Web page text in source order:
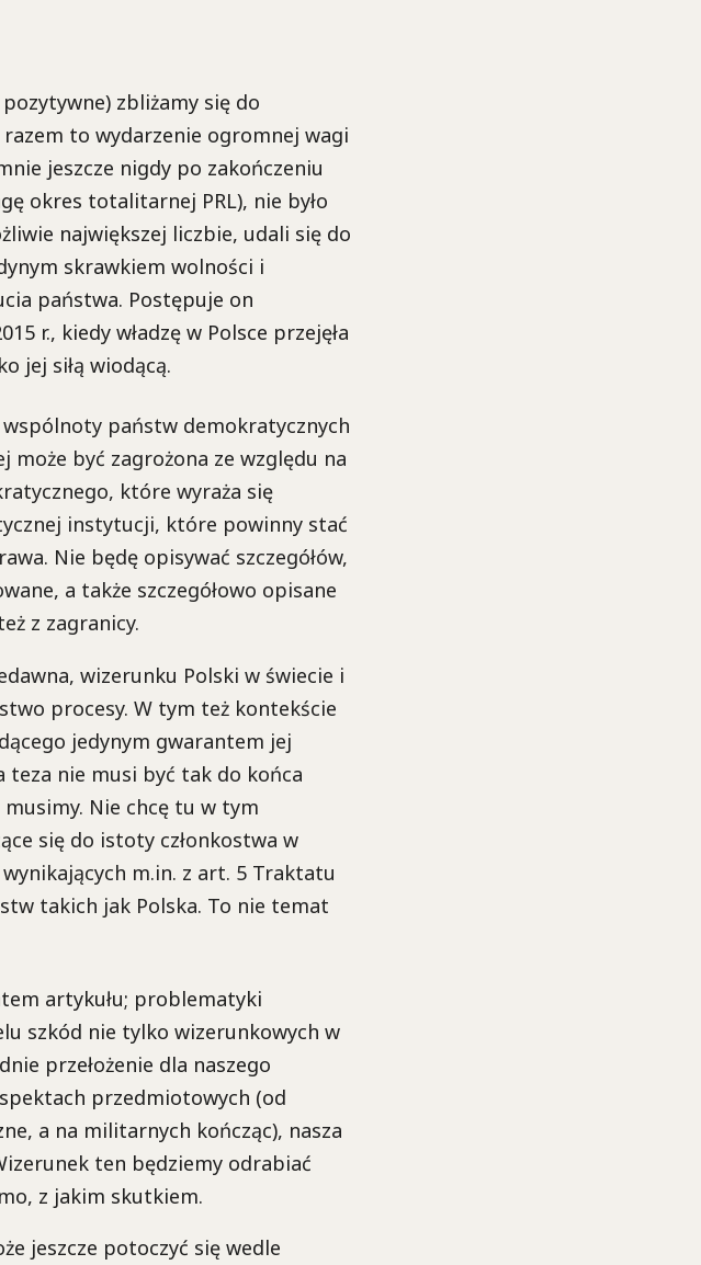
zbliżamy się do
to wydarzenie ogromnej wagi
jeszcze nigdy po zakończeniu
okres totalitarnej PRL), nie było
największej liczbie, udali się do
skrawkiem wolności i
państwa. Postępuje on
r., kiedy władzę w Polsce przejęła
jej siłą wiodącą.
państw demokratycznych
może być zagrożona ze względu na
które wyraża się
instytucji, które powinny stać
Nie będę opisywać szczegółów,
a także szczegółowo opisane
z zagranicy.
wizerunku Polski w świecie i
procesy. W tym też kontekście
jedynym gwarantem jej
teza nie musi być tak do końca
Nie chcę tu w tym
się do istoty członkostwa w
m.in. z art. 5 Traktatu
takich jak Polska. To nie temat
artykułu; problematyki
szkód nie tylko wizerunkowych w
przełożenie dla naszego
przedmiotowych (od
a na militarnych kończąc), nasza
ten będziemy odrabiać
z jakim skutkiem.
jeszcze potoczyć się wedle